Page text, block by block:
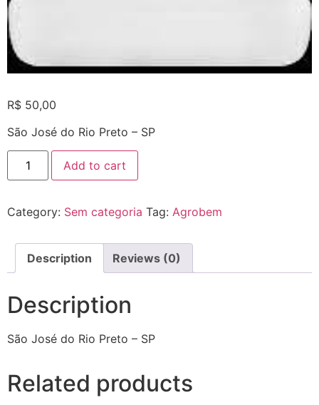
R$ 50,00
São José do Rio Preto – SP
Add to cart
Category: Sem categoria Tag: Agrobem
Description Reviews (0)
Description
São José do Rio Preto – SP
Related products